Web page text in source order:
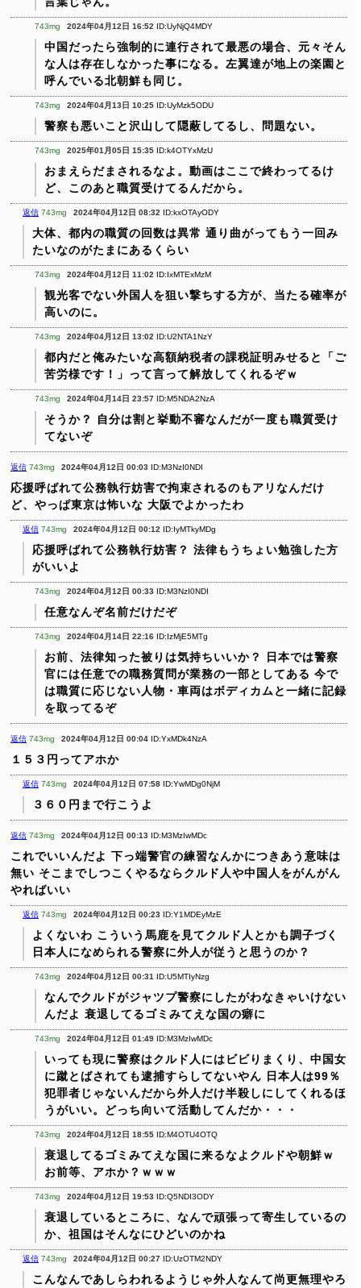
743mg 2024年04月12日 16:52 ID:UyNjQ4MDY
中国だったら強制的に連行されて最悪の場合、元々そん
な人は存在しなかった事になる。左翼達が地上の楽園と
呼んでいる北朝鮮も同じ。
743mg 2024年04月13日 10:25 ID:UyMzk5ODU
警察も悪いこと沢山して隠蔽してるし、問題ない。
743mg 2025年01月05日 15:35 ID:k4OTYxMzU
おまえらだまされるなよ。動画はここで終わってるけ
ど、このあと職質受けてるんだから。
返信 743mg 2024年04月12日 08:32 ID:kxOTAyODY
大体、都内の職質の回数は異常 通り曲がってもう一回み
たいなのがたまにあるくらい
743mg 2024年04月12日 11:02 ID:IxMTExMzM
観光客でない外国人を狙い撃ちする方が、当たる確率が
高いのに。
743mg 2024年04月12日 13:02 ID:U2NTA1NzY
都内だと俺みたいな高額納税者の課税証明みせると「ご
苦労様です！」って言って解放してくれるぞｗ
743mg 2024年04月14日 23:57 ID:M5NDA2NzA
そうか？
自分は割と挙動不審なんだが一度も職質受け
てないぞ
返信 743mg 2024年04月12日 00:03 ID:M3NzI0NDI
応援呼ばれて公務執行妨害で拘束されるのもアリなんだけ
ど、やっぱ東京は怖いな 大阪でよかったわ
返信 743mg 2024年04月12日 00:12 ID:IyMTkyMDg
応援呼ばれて公務執行妨害？ 法律もうちょい勉強した方
がいいよ
743mg 2024年04月12日 00:33 ID:M3NzI0NDI
任意なんぞ名前だけだぞ
743mg 2024年04月14日 22:16 ID:IzMjE5MTg
お前、法律知った被りは気持ちいいか？
日本では警察
官には任意での職務質問が業務の一部としてある 今で
は職質に応じない人物・車両はボディカムと一緒に記録
を取ってるぞ
返信 743mg 2024年04月12日 00:04 ID:YxMDk4NzA
１５３円ってアホか
返信 743mg 2024年04月12日 07:58 ID:YwMDg0NjM
３６０円まで行こうよ
返信 743mg 2024年04月12日 00:13 ID:M3MzIwMDc
これでいいんだよ 下っ端警官の練習なんかにつきあう意味は
無い そこまでしつこくやるならクルド人や中国人をがんがん
やればいい
返信 743mg 2024年04月12日 00:23 ID:Y1MDEyMzE
よくないわ こういう馬鹿を見てクルド人とかも調子づく
日本人になめられる警察に外人が従うと思うのか？
743mg 2024年04月12日 00:31 ID:U5MTIyNzg
なんでクルドがジャツプ警察にしたがわなきゃいけない
んだよ 衰退してるゴミみてえな国の癖に
743mg 2024年04月12日 01:49 ID:M3MzIwMDc
いっても現に警察はクルド人にはビビりまくり、中国女
に蹴とばされても逮捕すらしてないやん 日本人は99％
犯罪者じゃないんだから外人だけ半殺しにしてくれるほ
うがいい。どっち向いて活動してんだか・・・
743mg 2024年04月12日 18:55 ID:M4OTU4OTQ
衰退してるゴミみてえな国に来るなよクルドや朝鮮ｗ
お前等、アホか？ｗｗｗ
743mg 2024年04月12日 19:53 ID:Q5NDI3ODY
衰退しているところに、なんで頑張って寄生しているの
か、祖国はそんなにひどいのかね
返信 743mg 2024年04月12日 00:27 ID:UzOTM2NDY
こんなんであしらわれるようじゃ外人なんて尚更無理やろ